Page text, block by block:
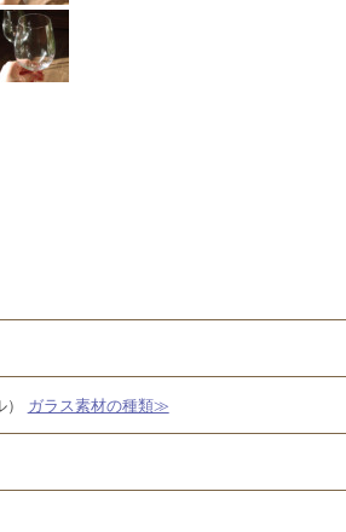
ガラス素材の種類≫